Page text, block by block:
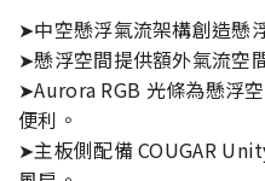
➤中空懸浮氣流架構創造懸
➤懸浮空間提供額外氣流空
➤Aurora RGB 光條為懸浮
便利。
➤主板側配備 COUGAR